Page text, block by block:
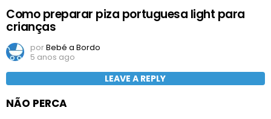
Como preparar piza portuguesa light para
crianças
porBebé a Bordo
5 anos ago
LEAVE A REPLY
NÃO PERCA